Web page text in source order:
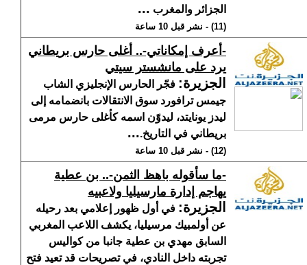
الجزائر والمغرب ...
(11) - نشر قبل 10 ساعة
-أعرف إمكاناتي-.. أغلى حارس بريطاني
يرد على مانشستر سيتي
الجزيرة: فجّر الحارس الإنجليزي الشاب
جيمس ترافورد سوق الانتقالات بانضمامه إلى
ليدز يونايتد، ليدوّن اسمه كأغلى حارس مرمى
بريطاني في التاريخ....
(12) - نشر قبل 10 ساعة
-ما سأقوله باهظ الثمن-.. بن عطية
يهاجم إدارة مارسيليا ولاعبيه
الجزيرة: في أول ظهور إعلامي بعد رحيله
عن أولمبيك مرسيليا، يكشف اللاعب المغربي
السابق مهدي بن عطية جانبا من كواليس
تجربته داخل النادي، في تصريحات قد تعيد فتح